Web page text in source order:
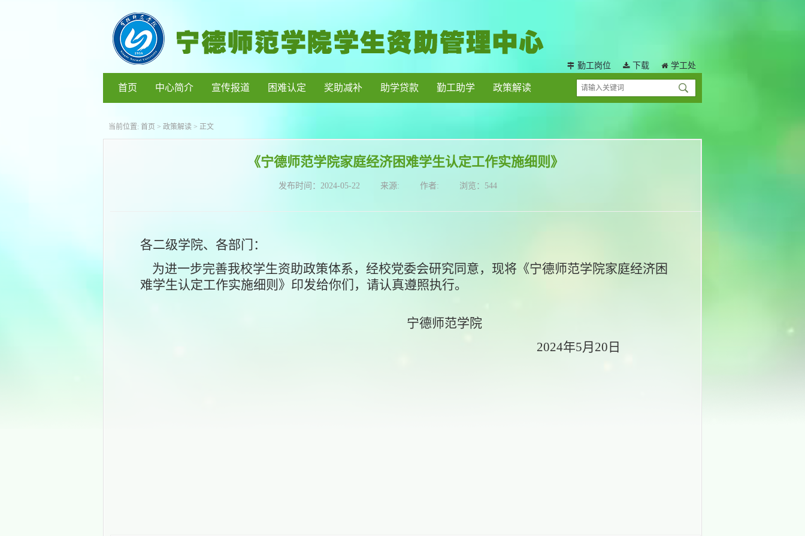
勤工岗位 下载 学工处
首页 中心简介 宣传报道 困难认定 奖助减补 助学贷款 勤工助学 政策解读
当前位置: 首页 > 政策解读 > 正文
《宁德师范学院家庭经济困难学生认定工作实施细则》
发布时间： 2024-05-22 来源: 作者: 浏览： 544
各二级学院、各部门：
为进一步完善我校学生资助政策体系，经校党委会研究同意，现将《宁德师范学院家庭经济困
难学生认定工作实施细则》 印发给你们，请认真遵照执行。
宁德师范学院
2024年5月 20 日